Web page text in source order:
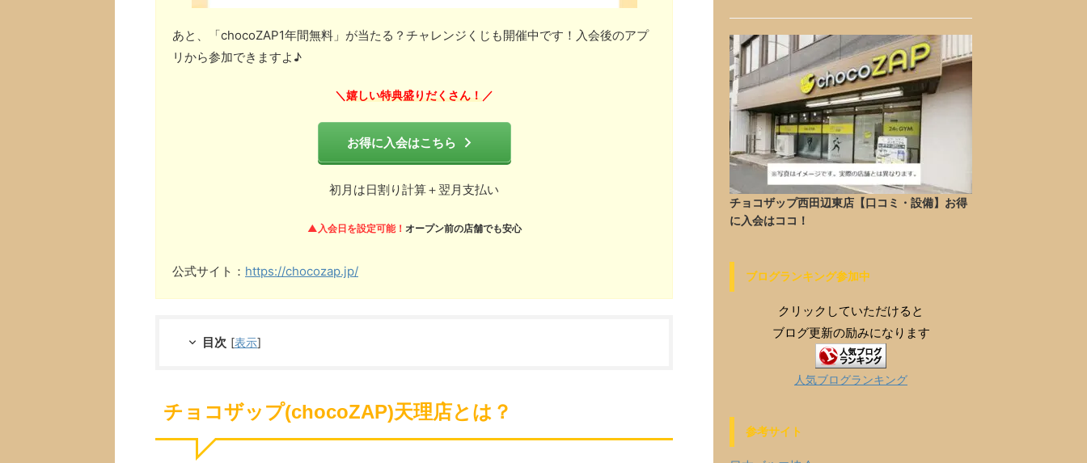
あと、「chocoZAP1年間無料」が当たる？チャレンジくじも開催中です！入会後のアプ
リから参加できますよ♪
＼嬉しい特典盛りだくさん！ ／
お得に入会はこちら
初月は日割り計算＋翌月支払い
▲入会日を設定可能！ オープン前の店舗でも安心
公式サイト： https://chocozap.jp/
目次 [表示]
チョコザップ(chocoZAP)天理店とは？
チョコザップ西田辺東店【口コミ・設備】お得
に入会はココ！
ブログランキング参加中
クリックしていただけると
ブログ更新の励みになります
人気ブログランキング
参考サイト